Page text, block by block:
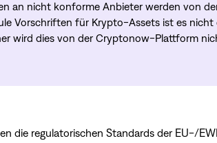
an nicht konforme Anbieter werden von
Vorschriften für Krypto-Assets ist es
wird dies von der Cryptonow-Plattform
die regulatorischen Standards der EU-/